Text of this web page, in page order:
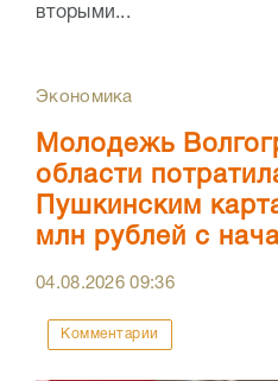
вторыми...
Экономика
Молодежь
области
Пушкинским
млн рублей с
04.08.202609:36
Комментарии